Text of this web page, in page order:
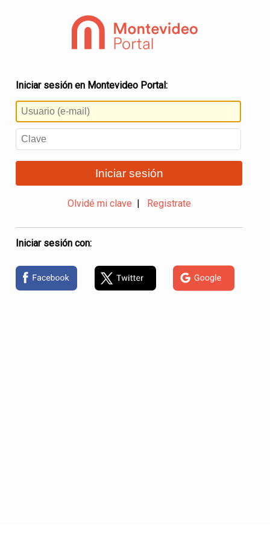
Iniciar sesión en Montevideo Portal:
Iniciar sesión
Olvidé mi clave Registrate
Iniciar sesión con: